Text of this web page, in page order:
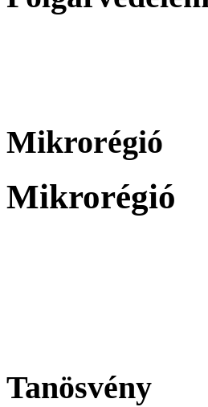
Mikrorégió
Mikrorégió
Tanösvény